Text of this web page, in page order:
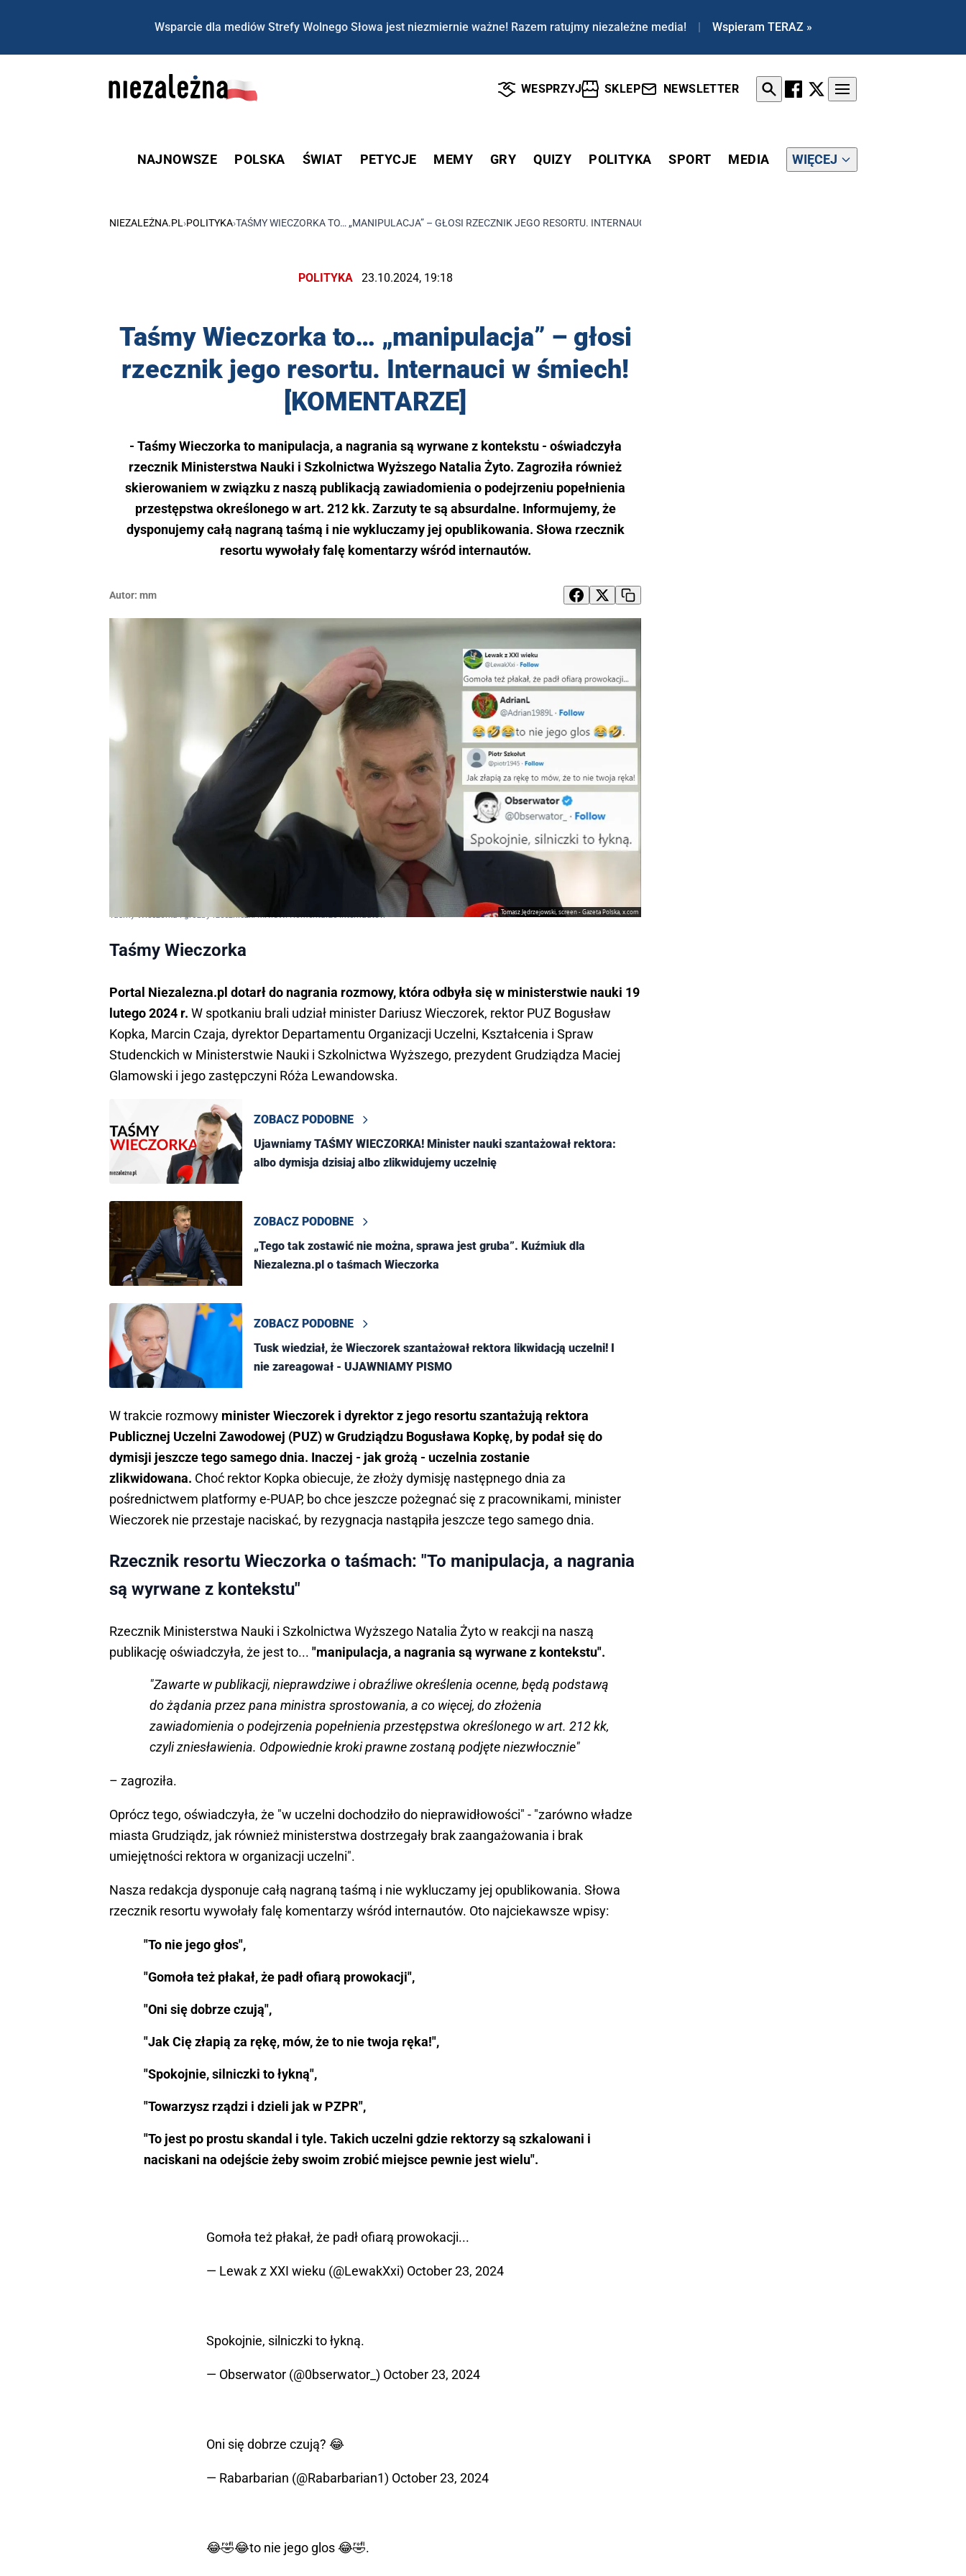
Wsparcie dla mediów Strefy Wolnego Słowa jest niezmiernie ważne! Razem ratujmy niezależne media! | Wspieram TERAZ »
WESPRZYJ SKLEP NEWSLETTER
NAJNOWSZE POLSKA ŚWIAT PETYCJE MEMY GRY QUIZY POLITYKA SPORT MEDIA WIĘCEJ
NIEZALEŻNA.PL ›POLITYKA›TAŚMY WIECZORKA TO… „MANIPULACJA” – GŁOSI RZECZNIK JEGO RESORTU. INTERNAUCI W ŚMIECH! [KOMENTARZE]
POLITYKA 23.10.2024, 19:18
Taśmy Wieczorka to… „manipulacja” – głosi
rzecznik jego resortu. Internauci w śmiech!
[KOMENTARZE]
- Taśmy Wieczorka to manipulacja, a nagrania są wyrwane z kontekstu - oświadczyła
rzecznik Ministerstwa Nauki i Szkolnictwa Wyższego Natalia Żyto. Zagroziła również
skierowaniem w związku z naszą publikacją zawiadomienia o podejrzeniu popełnienia
przestępstwa określonego w art. 212 kk. Zarzuty te są absurdalne. Informujemy, że
dysponujemy całą nagraną taśmą i nie wykluczamy jej opublikowania. Słowa rzecznik
resortu wywołały falę komentarzy wśród internautów.
Autor: mm
Tomasz Jędrzejowski, screen - Gazeta Polska, x.com
Taśmy Wieczorka i groźby rzeczniczki MNiSW. Komentarze internautów
Taśmy Wieczorka
Portal Niezalezna.pl dotarł do nagrania rozmowy, która odbyła się w ministerstwie nauki 19
lutego 2024 r. W spotkaniu brali udział minister Dariusz Wieczorek, rektor PUZ Bogusław
Kopka, Marcin Czaja, dyrektor Departamentu Organizacji Uczelni, Kształcenia i Spraw
Studenckich w Ministerstwie Nauki i Szkolnictwa Wyższego, prezydent Grudziądza Maciej
Glamowski i jego zastępczyni Róża Lewandowska.
ZOBACZ PODOBNE
Ujawniamy TAŚMY WIECZORKA! Minister nauki szantażował rektora:
albo dymisja dzisiaj albo zlikwidujemy uczelnię
ZOBACZ PODOBNE
„Tego tak zostawić nie można, sprawa jest gruba”. Kuźmiuk dla
Niezalezna.pl o taśmach Wieczorka
ZOBACZ PODOBNE
Tusk wiedział, że Wieczorek szantażował rektora likwidacją uczelni! I
nie zareagował - UJAWNIAMY PISMO
W trakcie rozmowy minister Wieczorek i dyrektor z jego resortu szantażują rektora
Publicznej Uczelni Zawodowej (PUZ) w Grudziądzu Bogusława Kopkę, by podał się do
dymisji jeszcze tego samego dnia. Inaczej - jak grożą - uczelnia zostanie
zlikwidowana. Choć rektor Kopka obiecuje, że złoży dymisję następnego dnia za
pośrednictwem platformy e-PUAP, bo chce jeszcze pożegnać się z pracownikami, minister
Wieczorek nie przestaje naciskać, by rezygnacja nastąpiła jeszcze tego samego dnia.
Rzecznik resortu Wieczorka o taśmach: "To manipulacja, a nagrania
są wyrwane z kontekstu"
Rzecznik Ministerstwa Nauki i Szkolnictwa Wyższego Natalia Żyto w reakcji na naszą
publikację oświadczyła, że jest to... "manipulacja, a nagrania są wyrwane z kontekstu".
"Zawarte w publikacji, nieprawdziwe i obraźliwe określenia ocenne, będą podstawą
do żądania przez pana ministra sprostowania, a co więcej, do złożenia
zawiadomienia o podejrzenia popełnienia przestępstwa określonego w art. 212 kk,
czyli zniesławienia. Odpowiednie kroki prawne zostaną podjęte niezwłocznie"
– zagroziła.
Oprócz tego, oświadczyła, że "w uczelni dochodziło do nieprawidłowości" - "zarówno władze
miasta Grudziądz, jak również ministerstwa dostrzegały brak zaangażowania i brak
umiejętności rektora w organizacji uczelni".
Nasza redakcja dysponuje całą nagraną taśmą i nie wykluczamy jej opublikowania. Słowa
rzecznik resortu wywołały falę komentarzy wśród internautów. Oto najciekawsze wpisy:
"To nie jego głos",
"Gomoła też płakał, że padł ofiarą prowokacji",
"Oni się dobrze czują",
"Jak Cię złapią za rękę, mów, że to nie twoja ręka!",
"Spokojnie, silniczki to łykną",
"Towarzysz rządzi i dzieli jak w PZPR",
"To jest po prostu skandal i tyle. Takich uczelni gdzie rektorzy są szkalowani i
naciskani na odejście żeby swoim zrobić miejsce pewnie jest wielu".
Gomoła też płakał, że padł ofiarą prowokacji...
— Lewak z XXI wieku (@LewakXxi) October 23, 2024
Spokojnie, silniczki to łykną.
— Obserwator (@0bserwator_) October 23, 2024
Oni się dobrze czują? 😂
— Rabarbarian (@Rabarbarian1) October 23, 2024
😂🤣😂to nie jego glos 😂🤣.